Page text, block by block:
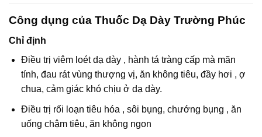
Công dụng của Thuốc Dạ Dày Trường Phúc
Chỉ định
Điều trị viêm loét dạ dày , hành tá tràng cấp mà mãn
tính, đau rát vùng thượng vị, ăn không tiêu, đầy hơi , ợ
chua, cảm giác khó chịu ở dạ dày.
Điều trị rối loạn tiêu hóa , sôi bụng, chướng bụng , ăn
uống chậm tiêu, ăn không ngon